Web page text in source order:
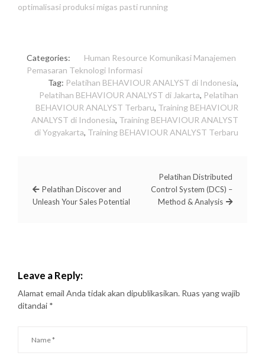
optimalisasi produksi migas pasti running
Categories: Human Resource Komunikasi Manajemen
Pemasaran Teknologi Informasi
Tag: Pelatihan BEHAVIOUR ANALYST di Indonesia,
Pelatihan BEHAVIOUR ANALYST di Jakarta, Pelatihan
BEHAVIOUR ANALYST Terbaru, Training BEHAVIOUR
ANALYST di Indonesia, Training BEHAVIOUR ANALYST
di Yogyakarta, Training BEHAVIOUR ANALYST Terbaru
Pelatihan Discover and
Unleash Your Sales Potential
Pelatihan Distributed
Control System (DCS) –
Method & Analysis
Leave a Reply:
Alamat email Anda tidak akan dipublikasikan. Ruas yang wajib
ditandai *